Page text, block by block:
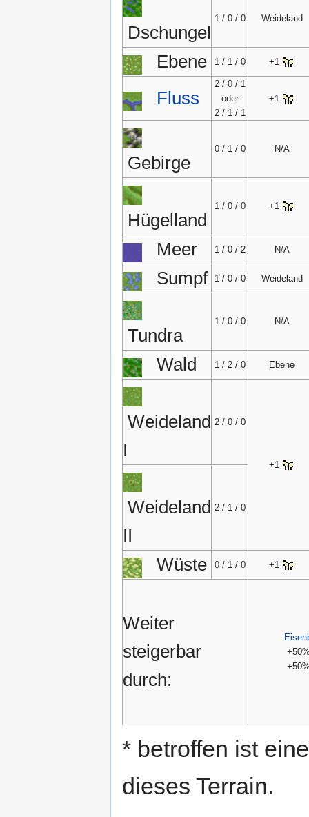
Dschungel
1 / 0 / 0 Weideland
Ebene 1 / 1 / 0 +1
Fluss
2 / 0 / 1
oder
2 / 1 / 1
+1
Gebirge
0 / 1 / 0 N/A
Hügelland
1 / 0 / 0 +1
Meer 1 / 0 / 2 N/A
Sumpf 1 / 0 / 0 Weideland
Tundra
1 / 0 / 0 N/A
Wald 1 / 2 / 0 Ebene
Weideland
I
2 / 0 / 0
+1
Weideland
II
2 / 1 / 0
Wüste 0 / 1 / 0 +1
Weiter
steigerbar
durch:
* betroffen ist
dieses Terrain.